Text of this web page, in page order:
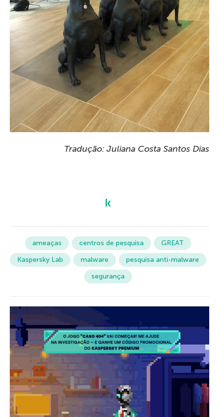
Tradução: Juliana Costa Santos Dias
ameaças centros de pesquisa
GREAT
Kaspersky Lab
malware
pesquisa anti-malware
segurança